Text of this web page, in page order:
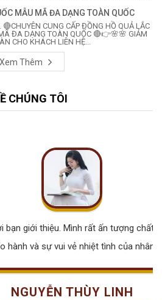
MẪU MÃ ĐA DẠNG TOÀN QUỐC
CUNG CẤP ĐỒNG HỒ QUẢ LẮC
ĐA DẠNG TOÀN QUỐC 🔴👉🌸🌸 GIẢM
CHO KHÁCH LIÊN HỆ...
Xem Thêm
CHÚNG TÔI
giới thiệu. Mình rất ấn tượng chất
hành và sự vui vẻ nhiệt tình của nhân
NGUYỄN THÙY LINH